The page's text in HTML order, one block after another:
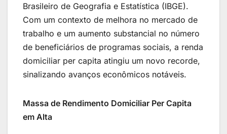
Brasileiro de Geografia e Estatística (IBGE).
Com um contexto de melhora no mercado de
trabalho e um aumento substancial no número
de beneficiários de programas sociais, a renda
domiciliar per capita atingiu um novo recorde,
sinalizando avanços econômicos notáveis.
Massa de Rendimento Domiciliar Per Capita
em Alta